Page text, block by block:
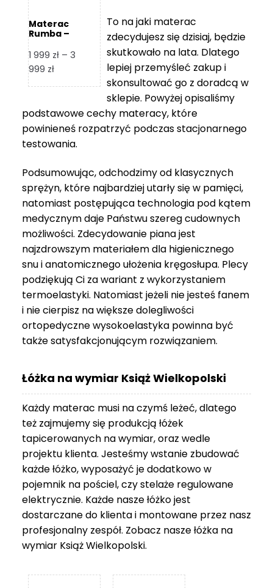
Materac
Rumba –
1 999 zł – 3
999 złZakres
1
999 zł
do
To na jaki materac
zdecydujesz się dzisiaj, będzie
skutkowało na lata. Dlatego
lepiej przemyśleć zakup i
skonsultować go z doradcą w
sklepie. Powyżej opisaliśmy
podstawowe cechy materacy, które
powinieneś rozpatrzyć podczas stacjonarnego
testowania.
Podsumowując, odchodzimy od klasycznych
sprężyn, które najbardziej utarły się w pamięci,
natomiast postępująca technologia pod kątem
medycznym daje Państwu szereg cudownych
możliwości. Zdecydowanie piana jest
najzdrowszym materiałem dla higienicznego
snu i anatomicznego ułożenia kręgosłupa. Plecy
podziękują Ci za wariant z wykorzystaniem
termoelastyki. Natomiast jeżeli nie jesteś fanem
i nie cierpisz na większe dolegliwości
ortopedyczne wysokoelastyka powinna być
także satysfakcjonującym rozwiązaniem.
Łóżka na wymiar Książ Wielkopolski
Każdy materac musi na czymś leżeć, dlatego
też zajmujemy się produkcją łóżek
tapicerowanych na wymiar, oraz wedle
projektu klienta. Jesteśmy wstanie zbudować
każde łóżko, wyposażyć je dodatkowo w
pojemnik na pościel, czy stelaże regulowane
elektrycznie. Każde nasze łóżko jest
dostarczane do klienta i montowane przez nasz
profesjonalny zespół. Zobacz naszełóżka na
wymiar Książ Wielkopolski.